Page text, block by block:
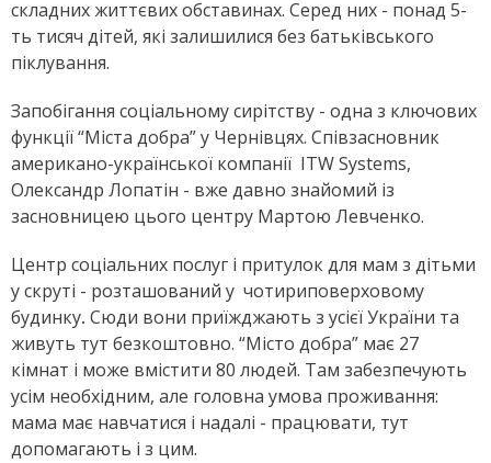
складних життєвих обставинах. Серед них - понад 5-
ть тисяч дітей, які залишилися без батьківського
піклування.
Запобігання соціальному сирітству - одна з ключових
функції “Міста добра” у Чернівцях. Співзасновник
американо-української компанії ITW Systems,
Олександр Лопатін - вже давно знайомий із
засновницею цього центру Мартою Левченко.
Центр соціальних послуг і притулок для мам з дітьми
у скруті - розташований у чотириповерховому
будинку. Сюди вони приїжджають з усієї України та
живуть тут безкоштовно. “Місто добра” має 27
кімнат і може вмістити 80 людей. Там забезпечують
усім необхідним, але головна умова проживання:
мама має навчатися і надалі - працювати, тут
допомагають і з цим.